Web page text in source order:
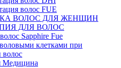
волос FUE
ВОЛОС ДЛЯ ЖЕНЩИН
ДЛЯ ВОЛОС
Sapphire Fue
клетками при
волос
Медицина